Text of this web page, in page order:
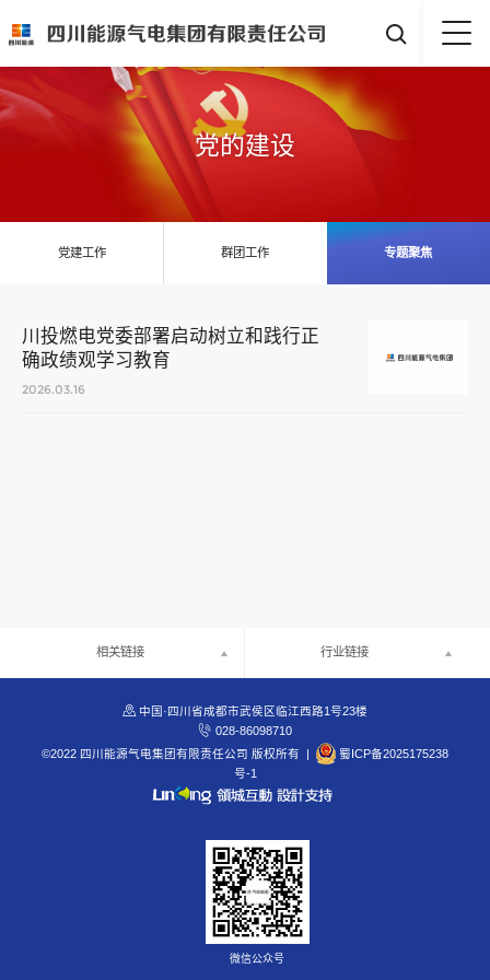

党的建设
党建工作 群团工作 专题聚焦
2026.03.16
川投燃电党委部署启动树立和践行正
确政绩观学习教育
相关链接 行业链接
 中国·四川省成都市武侯区临江西路1号23楼
 028-86098710
©2022 四川能源气电集团有限责任公司 版权所有 |
蜀ICP备2025175238
号-1
微信公众号